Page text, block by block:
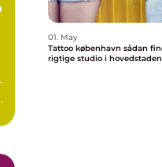
01. May
Tattoo københavn sådan finder du det
rigtige studio i hovedstaden